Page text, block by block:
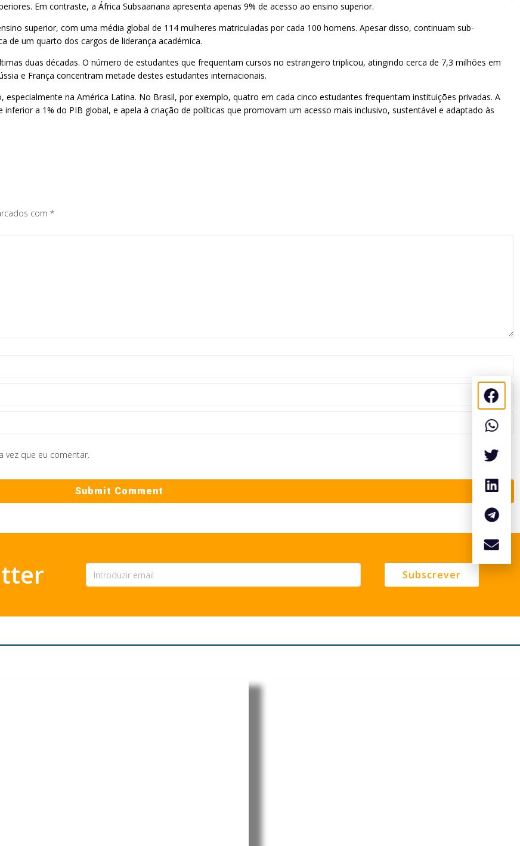
Em contraste, a África Subsaariana apresenta apenas 9% de acesso ao ensino superior.
superior, com uma média global de 114 mulheres matriculadas por cada 100 homens. Apesar disso, continuam sub-
de um quarto dos cargos de liderança académica.
duas décadas. O número de estudantes que frequentam cursos no estrangeiro triplicou, atingindo cerca de 7,3 milhões em
e França concentram metade destes estudantes internacionais.
na América Latina. No Brasil, por exemplo, quatro em cada cinco estudantes frequentam instituições privadas. A
a 1% do PIB global, e apela à criação de políticas que promovam um acesso mais inclusivo, sustentável e adaptado às
com *
vez que eu comentar.
Subscrever